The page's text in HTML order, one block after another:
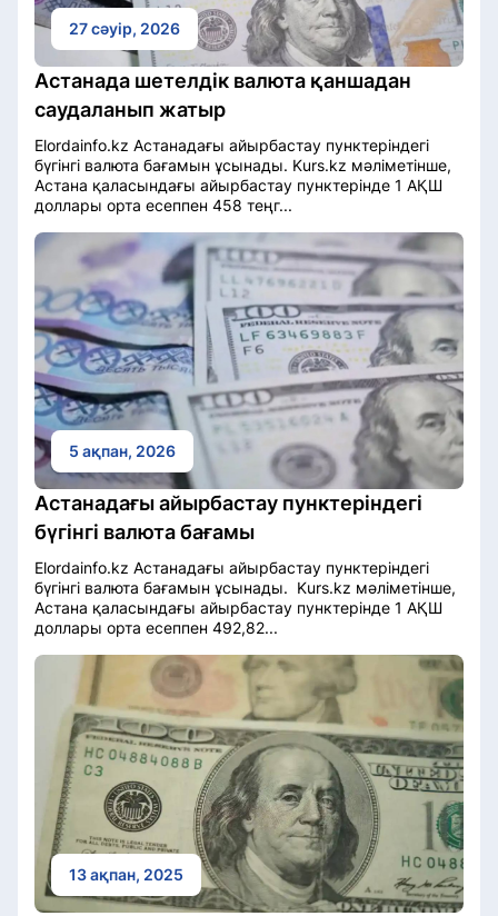
27 сәуір, 2026
Астанада шетелдік валюта қаншадан
саудаланып жатыр
Elordainfo.kz Астанадағы айырбастау пунктеріндегі
бүгінгі валюта бағамын ұсынады. Kurs.kz мәліметінше,
Астана қаласындағы айырбастау пунктерінде 1 АҚШ
доллары орта есеппен 458 теңг...
5 ақпан, 2026
Астанадағы айырбастау пунктеріндегі
бүгінгі валюта бағамы
Elordainfo.kz Астанадағы айырбастау пунктеріндегі
бүгінгі валюта бағамын ұсынады. Kurs.kz мәліметінше,
Астана қаласындағы айырбастау пунктерінде 1 АҚШ
доллары орта есеппен 492,82...
13 ақпан, 2025